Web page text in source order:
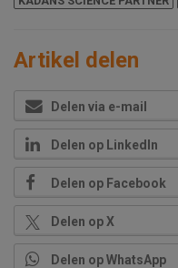
Artikel delen
Delen via e-mail
Delen op LinkedIn
Delen op Facebook
Delen op X
Delen op WhatsApp